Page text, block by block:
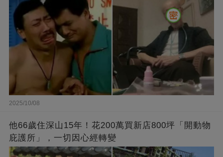
2025/10/08
他66歲住深山15年！花200萬買新店800坪「開動物
庇護所」，一切因心經轉變